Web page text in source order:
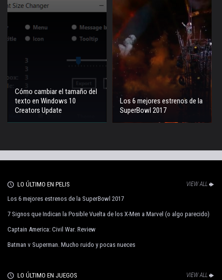
Cómo cambiar el tamaño del
texto en Windows 10
Creators Update
Los 6 mejores estrenos de la
SuperBowl 2017
LO ÚLTIMO EN PELIS VIEW ALL
Los 6 mejores estrenos de la SuperBowl 2017
7 Signos que Indican la Posible Vuelta de los X-Men a Marvel (o algo parecido)
Captain America: Civil War. Review
Batman v Superman. Mucho ruido y pocas nueces
LO ÚLTIMO EN JUEGOS VIEW ALL